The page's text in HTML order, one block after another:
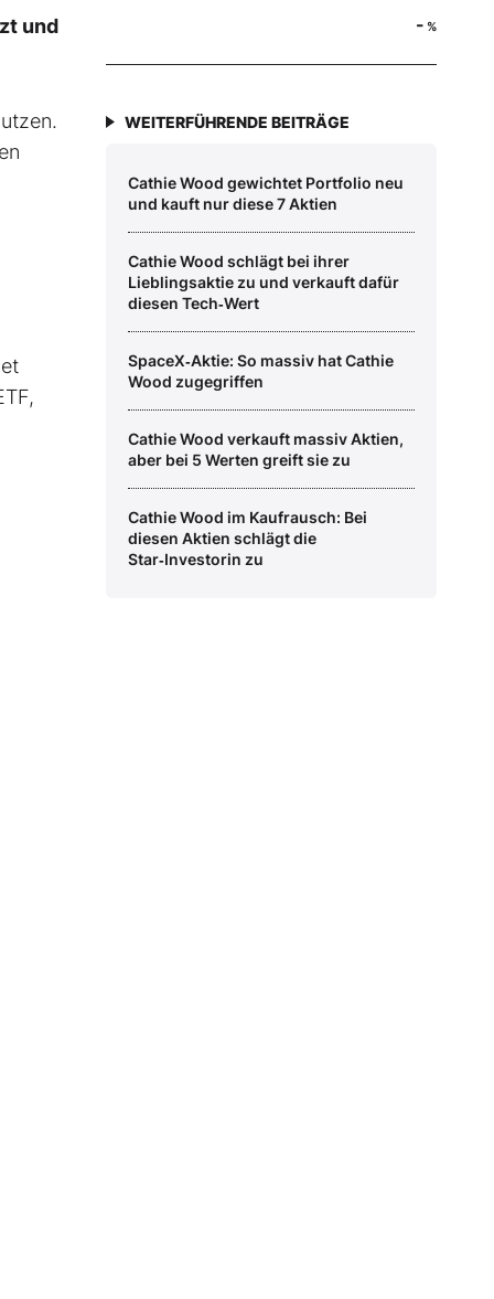
und - %
WEITERFÜHRENDE BEITRÄGE
Cathie Wood gewichtet Portfolio neu
und kauft nur diese 7 Aktien
Cathie Wood schlägt bei ihrer
Lieblingsaktie zu und verkauft dafür
diesen Tech‑Wert
SpaceX‑Aktie: So massiv hat Cathie
Wood zugegriffen
Cathie Wood verkauft massiv Aktien,
aber bei 5 Werten greift sie zu
Cathie Wood im Kaufrausch: Bei
diesen Aktien schlägt die
Star‑Investorin zu